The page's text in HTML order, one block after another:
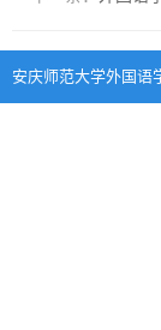
安庆师范大学外国语